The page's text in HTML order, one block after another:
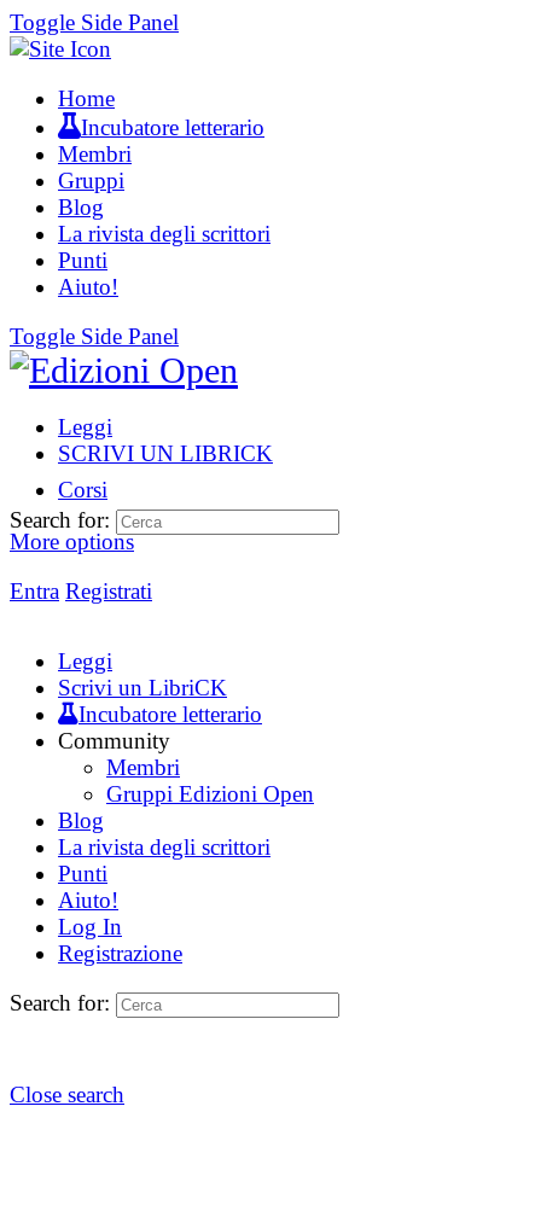
Toggle Side Panel
Home
Incubatore letterario
Membri
Gruppi
Blog
La rivista degli scrittori
Punti
Aiuto!
Toggle Side Panel
Leggi
SCRIVI UN LIBRICK
Corsi
More options
Entra Registrati
Search for:
Leggi
Scrivi un LibriCK
Incubatore letterario
Community
Membri
Gruppi Edizioni Open
Blog
La rivista degli scrittori
Punti
Aiuto!
Log In
Registrazione
Search for:
Close search